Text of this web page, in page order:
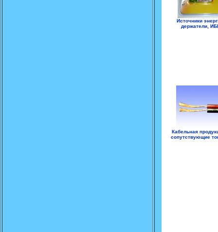
Источники
держатели,
Кабельная
сопутствующие